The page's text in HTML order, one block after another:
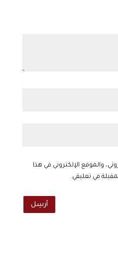
والموقع الإلكتروني في هذا
في تعليقي.
أرسِل